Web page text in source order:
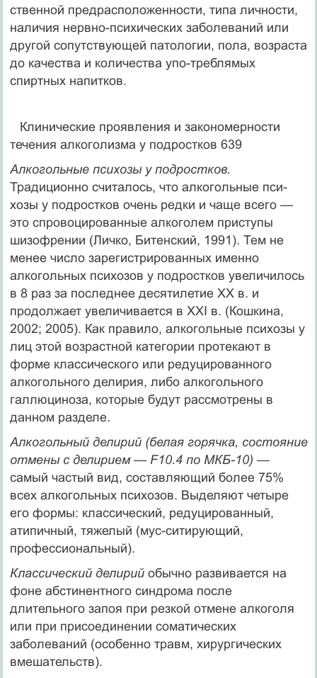
ственной предрасположенности, типа личности,
наличия нервно-психических заболева­ний или
другой сопутствующей патологии, пола, возраста
до качества и количества упо-треблямых
спиртных напитков.
Клинические проявления и закономерности
течения алкоголизма у подростков 639
Алкогольные психозы у подростков.
Традиционно считалось, что алкогольные пси­
хозы у подростков очень редки и чаще всего —
это спровоцированные алкоголем при­ступы
шизофрении (Личко, Битенский, 1991). Тем не
менее число зарегистрированных именно
алкогольных психозов у подростков увеличилось
в 8 раз за последнее десятиле­тие XX в. и
продолжает увеличивается в XXI в. (Кошкина,
2002; 2005). Как правило, алко­гольные психозы у
лиц этой возрастной категории протекают в
форме классического или редуцированного
алкогольного делирия, либо алкогольного
галлюциноза, которые будут рассмотрены в
данном разделе.
Алкогольный делирий (белая горячка, состояние
отмены с делирием — F10.4 по МКБ-10) —
самый частый вид, составляющий более 75%
всех алкогольных психозов. Выделяют четыре
его формы: классический, редуцированный,
атипичный, тяжелый (мус-ситирующий,
профессиональный).
Классический делирий обычно развивается на
фоне абстинентного синдрома после
длительного запоя при резкой отмене алкоголя
или при присоединении соматических
заболеваний (особенно травм, хирургических
вмешательств).